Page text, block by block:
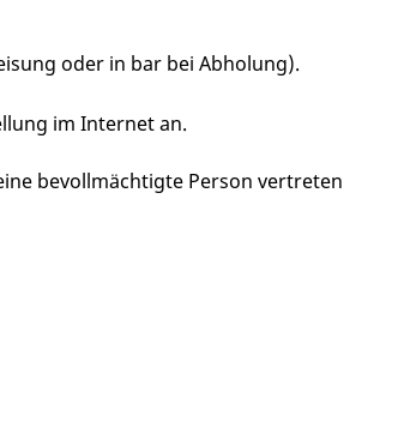
oder in bar bei Abholung).
im Internet an.
bevollmächtigte Person vertreten